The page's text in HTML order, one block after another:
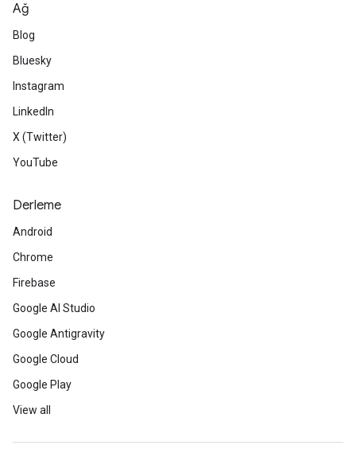
Ağ
Blog
Bluesky
Instagram
LinkedIn
X (Twitter)
YouTube
Derleme
Android
Chrome
Firebase
Google AI Studio
Google Antigravity
Google Cloud
Google Play
View all